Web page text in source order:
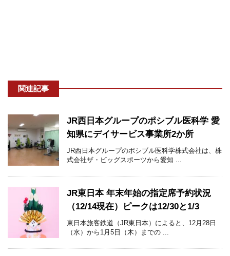
関連記事
JR西日本グループのポシブル医科学 愛
知県にデイサービス事業所2か所
JR西日本グループのポシブル医科学株式会社は、株
式会社ザ・ビッグスポーツから愛知 ...
JR東日本 年末年始の指定席予約状況
（12/14現在）ピークは12/30と1/3
東日本旅客鉄道（JR東日本）によると、12月28日
（水）から1月5日（木）までの ...